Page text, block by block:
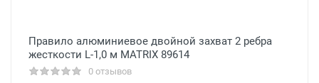
Правило алюминиевое двойной захват 2 ребра
жесткости L-1,0 м MATRIX 89614
0 отзывов